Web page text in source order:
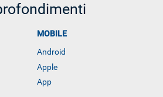
MOBILE
Android
Apple
App